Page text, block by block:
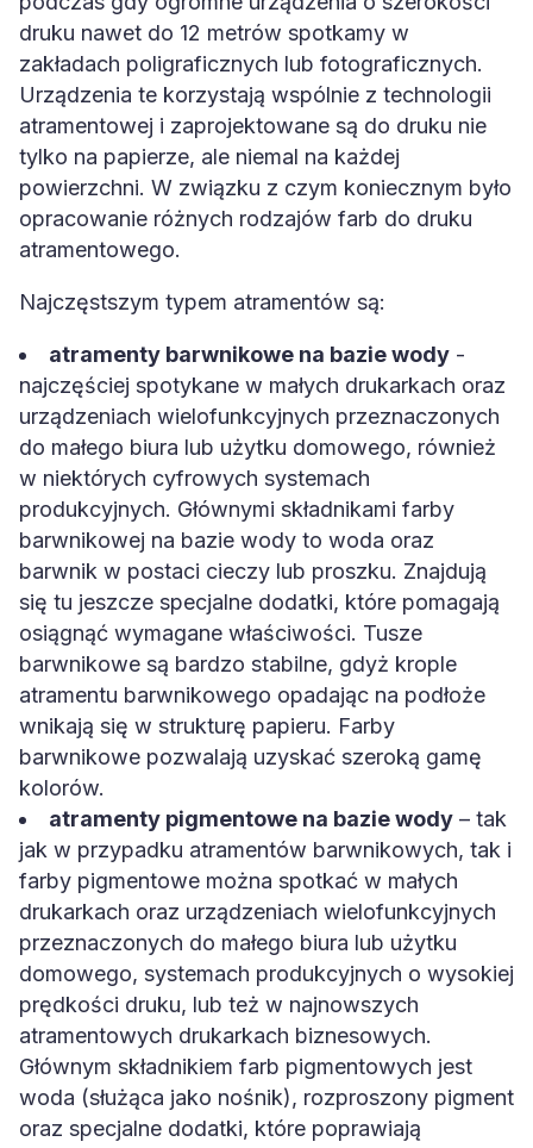
druku nawet do 12 metrów spotkamy w
zakładach poligraficznych lub fotograficznych.
Urządzenia te korzystają wspólnie z technologii
atramentowej i zaprojektowane są do druku nie
tylko na papierze, ale niemal na każdej
powierzchni. W związku z czym koniecznym było
opracowanie różnych rodzajów farb do druku
atramentowego.
najczęściej spotykane w małych drukarkach oraz
urządzeniach wielofunkcyjnych przeznaczonych
do małego biura lub użytku domowego, również
w niektórych cyfrowych systemach
produkcyjnych. Głównymi składnikami farby
barwnikowej na bazie wody to woda oraz
barwnik w postaci cieczy lub proszku. Znajdują
się tu jeszcze specjalne dodatki, które pomagają
osiągnąć wymagane właściwości. Tusze
barwnikowe są bardzo stabilne, gdyż krople
atramentu barwnikowego opadając na podłoże
wnikają się w strukturę papieru. Farby
barwnikowe pozwalają uzyskać szeroką gamę
kolorów.
atramenty pigmentowe na bazie wody
jak w przypadku atramentów barwnikowych, tak i
farby pigmentowe można spotkać w małych
drukarkach oraz urządzeniach wielofunkcyjnych
przeznaczonych do małego biura lub użytku
domowego, systemach produkcyjnych o wysokiej
prędkości druku, lub też w najnowszych
atramentowych drukarkach biznesowych.
Głównym składnikiem farb pigmentowych jest
woda (służąca jako nośnik), rozproszony pigment
oraz specjalne dodatki, które poprawiają